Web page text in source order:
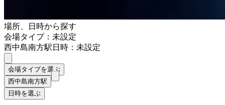
場所、日時から探す
会場タイプ：未設定
西中島南方駅日時：未設定
会場タイプを選ぶ
西中島南方駅
日時を選ぶ